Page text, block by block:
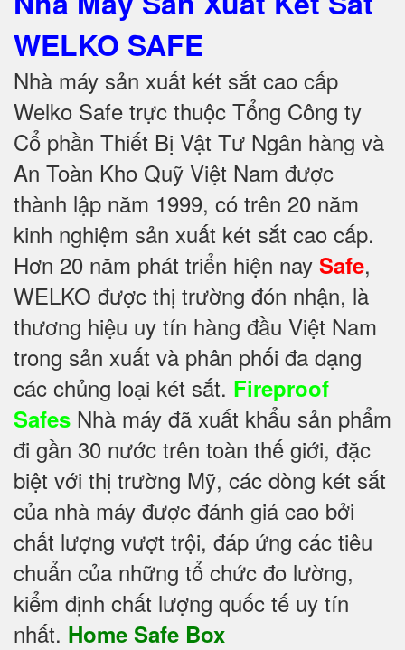
WELKO SAFE
Nhà máy sản xuất két sắt cao cấp
Welko Safe trực thuộc Tổng Công ty
Cổ phần Thiết Bị Vật Tư Ngân hàng và
An Toàn Kho Quỹ Việt Nam được
thành lập năm 1999, có trên 20 năm
kinh nghiệm sản xuất két sắt cao cấp.
Hơn 20 năm phát triển hiện nay Safe,
WELKO được thị trường đón nhận, là
thương hiệu uy tín hàng đầu Việt Nam
trong sản xuất và phân phối đa dạng
các chủng loại két sắt. Fireproof
Safes Nhà máy đã xuất khẩu sản phẩm
đi gần 30 nước trên toàn thế giới, đặc
biệt với thị trường Mỹ, các dòng két sắt
của nhà máy được đánh giá cao bởi
chất lượng vượt trội, đáp ứng các tiêu
chuẩn của những tổ chức đo lường,
kiểm định chất lượng quốc tế uy tín
nhất. Home Safe Box